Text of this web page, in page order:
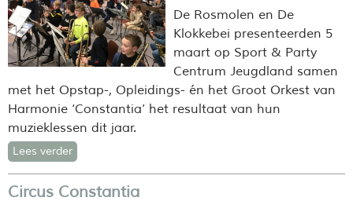
De Rosmolen en De
Klokkebei presenteerden 5
maart op Sport & Party
Centrum Jeugdland samen
met het Opstap-, Opleidings- én het Groot Orkest van
Harmonie ‘Constantia’ het resultaat van hun
muzieklessen dit jaar.
Lees verder
Circus Constantia